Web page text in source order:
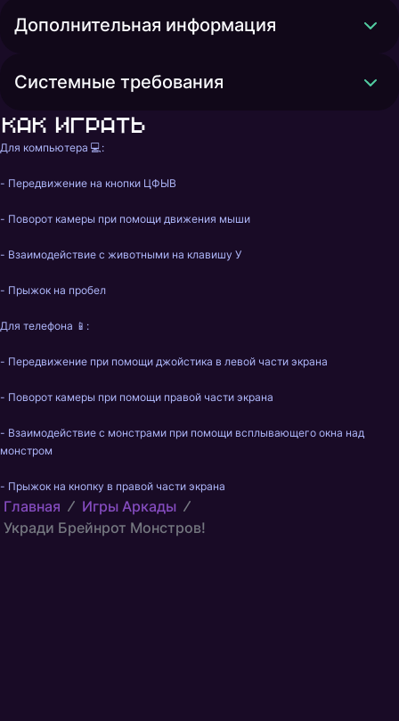
Дополнительная информация
Системные требования
Как играть
Для компьютера 💻:
- Передвижение на кнопки ЦФЫВ
- Поворот камеры при помощи движения мыши
- Взаимодействие с животными на клавишу У
- Прыжок на пробел
Для телефона 📱:
- Передвижение при помощи джойстика в левой части экрана
- Поворот камеры при помощи правой части экрана
- Взаимодействие с монстрами при помощи всплывающего окна над
монстром
- Прыжок на кнопку в правой части экрана
Главная
Игры Аркады
Укради Брейнрот Монстров!